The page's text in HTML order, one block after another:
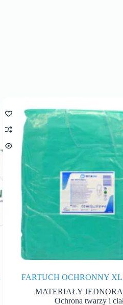
FARTUCH OCHRONNY XL
MATERIAŁY
Ochrona twarzy i